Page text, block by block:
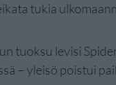
tukia
tuoksu levisi
– yleisö poistui